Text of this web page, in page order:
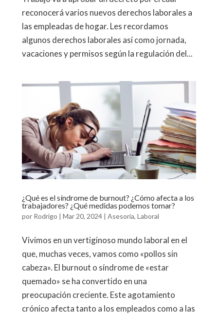
reconocerá varios nuevos derechos laborales a
las empleadas de hogar. Les recordamos
algunos derechos laborales así como jornada,
vacaciones y permisos según la regulación del...
¿Qué es el síndrome de burnout? ¿Cómo afecta a los
trabajadores? ¿Qué medidas podemos tomar?
por Rodrigo | Mar 20, 2024| Asesoría, Laboral
Vivimos en un vertiginoso mundo laboral en el
que, muchas veces, vamos como «pollos sin
cabeza». El burnout​ o síndrome de «estar
quemado» se ha convertido en una
preocupación creciente. Este agotamiento
crónico afecta tanto a los empleados como a las